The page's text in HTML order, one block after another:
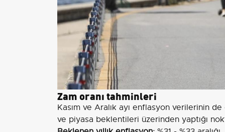
Zam oranı tahminleri
Kasım ve Aralık ayı enflasyon verilerinin
ve piyasa beklentileri üzerinden yaptığı